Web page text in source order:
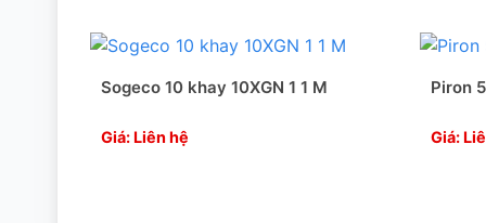
Sogeco 10 khay 10XGN 1 1 M
Giá: Liên hệ
Piron
Giá: